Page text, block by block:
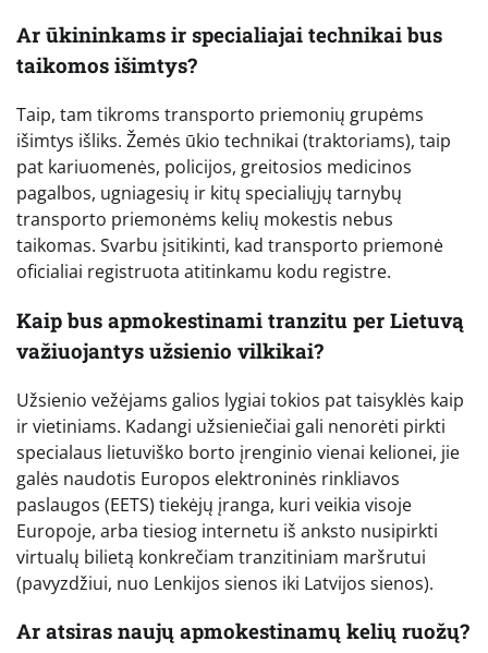
Ar ūkininkams ir specialiajai technikai bus
taikomos išimtys?
Taip, tam tikroms transporto priemonių grupėms
išimtys išliks. Žemės ūkio technikai (traktoriams), taip
pat kariuomenės, policijos, greitosios medicinos
pagalbos, ugniagesių ir kitų specialiųjų tarnybų
transporto priemonėms kelių mokestis nebus
taikomas. Svarbu įsitikinti, kad transporto priemonė
oficialiai registruota atitinkamu kodu registre.
Kaip bus apmokestinami tranzitu per Lietuvą
važiuojantys užsienio vilkikai?
Užsienio vežėjams galios lygiai tokios pat taisyklės kaip
ir vietiniams. Kadangi užsieniečiai gali nenorėti pirkti
specialaus lietuviško borto įrenginio vienai kelionei, jie
galės naudotis Europos elektroninės rinkliavos
paslaugos (EETS) tiekėjų įranga, kuri veikia visoje
Europoje, arba tiesiog internetu iš anksto nusipirkti
virtualų bilietą konkrečiam tranzitiniam maršrutui
(pavyzdžiui, nuo Lenkijos sienos iki Latvijos sienos).
Ar atsiras naujų apmokestinamų kelių ruožų?